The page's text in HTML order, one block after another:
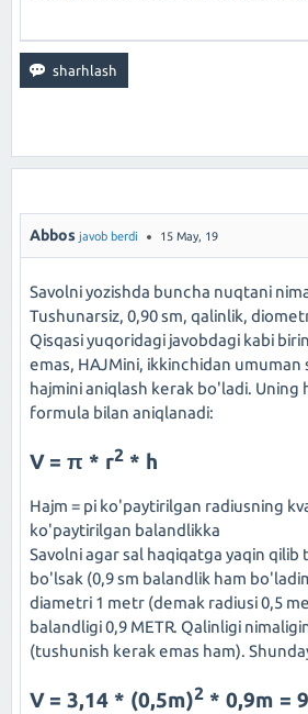
Abbos javob berdi 15 May, 19
Savolni yozishda buncha nuqtani
Tushunarsiz, 0,90 sm, qalinlik,
Qisqasi yuqoridagi javobdagi kabi
emas, HAJMini, ikkinchidan umuman
hajmini aniqlash kerak bo'ladi. Uning
formula bilan aniqlanadi:
V = π * r2 * h
Hajm = pi ko'paytirilgan radiusning
ko'paytirilgan balandlikka
Savolni agar sal haqiqatga yaqin qilib
bo'lsak (0,9 sm balandlik ham
diametri 1 metr (demak radiusi 0,5
balandligi 0,9 METR. Qalinligi
(tushunish kerak emas ham).
V = 3,14 * (0,5m)2 * 0,9m =